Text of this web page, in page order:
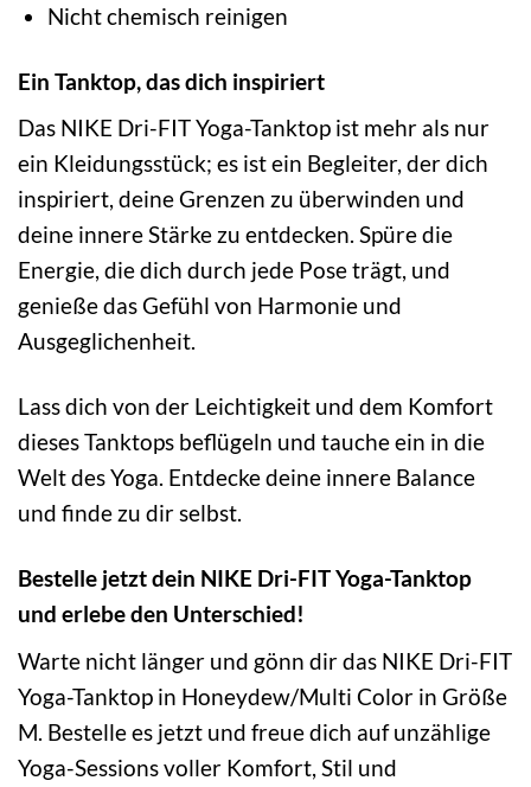
Nicht chemisch reinigen
Ein Tanktop, das dich inspiriert
Das NIKE Dri-FIT Yoga-Tanktop ist mehr als nur
ein Kleidungsstück; es ist ein Begleiter, der dich
inspiriert, deine Grenzen zu überwinden und
deine innere Stärke zu entdecken. Spüre die
Energie, die dich durch jede Pose trägt, und
genieße das Gefühl von Harmonie und
Ausgeglichenheit.
Lass dich von der Leichtigkeit und dem Komfort
dieses Tanktops beflügeln und tauche ein in die
Welt des Yoga. Entdecke deine innere Balance
und finde zu dir selbst.
Bestelle jetzt dein NIKE Dri-FIT Yoga-Tanktop
und erlebe den Unterschied!
Warte nicht länger und gönn dir das NIKE Dri-FIT
Yoga-Tanktop in Honeydew/Multi Color in Größe
M. Bestelle es jetzt und freue dich auf unzählige
Yoga-Sessions voller Komfort, Stil und